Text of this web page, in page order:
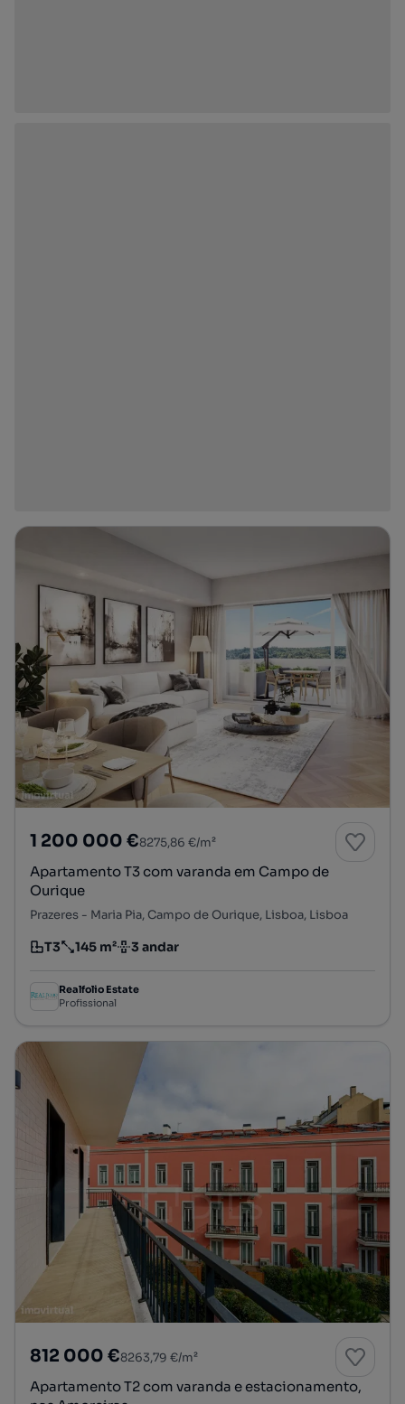
1 200 000 €8275,86 €/m²
Apartamento T3 com varanda em Campo de
Ourique
Prazeres - Maria Pia, Campo de Ourique, Lisboa, Lisboa
Tipologia
T3
Preço por metro quadrado
145 m²
Andar 3 andar
Realfolio Estate
Profissional
812 000 €8263,79 €/m²
Apartamento T2 com varanda e estacionamento,